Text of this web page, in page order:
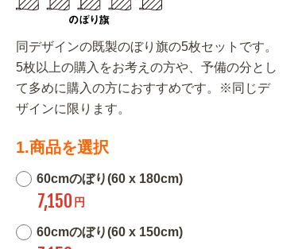
同デザインの既製のぼり旗の5枚セットです。
5枚以上の購入をお考えの方や、予備の分とし
て多めに購入の方におすすめです。※同じデ
ザインに限ります。
1.商品を選択
60cmのぼり(60 x 180cm)
7,150 円
60cmのぼり(60 x 150cm)